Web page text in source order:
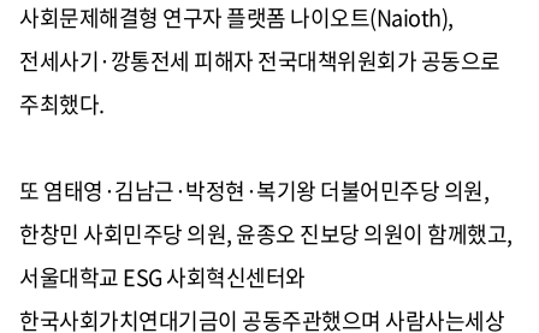
사회문제해결형 연구자 플랫폼 나이오트(Naioth),
전세사기·깡통전세 피해자 전국대책위원회가 공동으로
주최했다.
또 염태영·김남근·박정현·복기왕 더불어민주당 의원,
한창민 사회민주당 의원, 윤종오 진보당 의원이 함께했고,
서울대학교 ESG 사회혁신센터와
한국사회가치연대기금이 공동주관했으며 사람사는세상